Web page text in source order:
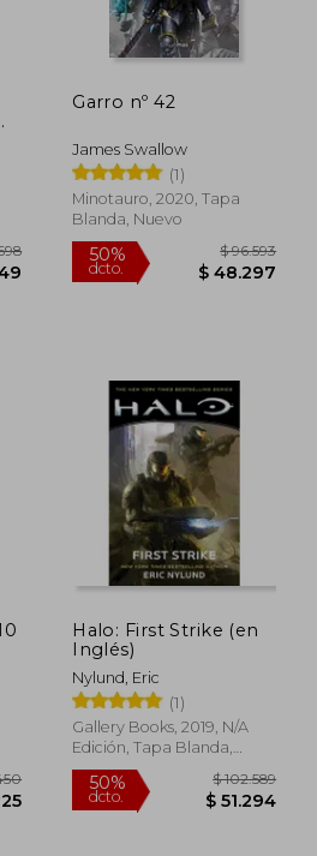
50%
dcto.
Garro nº 42
James Swallow
(1)
Minotauro, 2020, Tapa
Blanda, Nuevo
Halo: First Strike (en
Inglés)
Nylund, Eric
(1)
Gallery Books, 2019, N/A
Edición, Tapa Blanda,
Nuevo